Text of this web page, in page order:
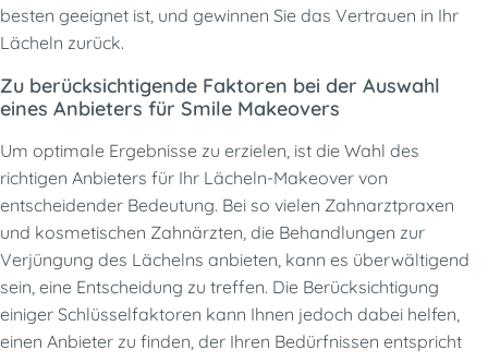
besten geeignet ist, und gewinnen Sie das Vertrauen in Ihr
Lächeln zurück.
Zu berücksichtigende Faktoren bei der Auswahl
eines Anbieters für Smile Makeovers
Um optimale Ergebnisse zu erzielen, ist die Wahl des
richtigen Anbieters für Ihr Lächeln-Makeover von
entscheidender Bedeutung. Bei so vielen Zahnarztpraxen
und kosmetischen Zahnärzten, die Behandlungen zur
Verjüngung des Lächelns anbieten, kann es überwältigend
sein, eine Entscheidung zu treffen. Die Berücksichtigung
einiger Schlüsselfaktoren kann Ihnen jedoch dabei helfen,
einen Anbieter zu finden, der Ihren Bedürfnissen entspricht